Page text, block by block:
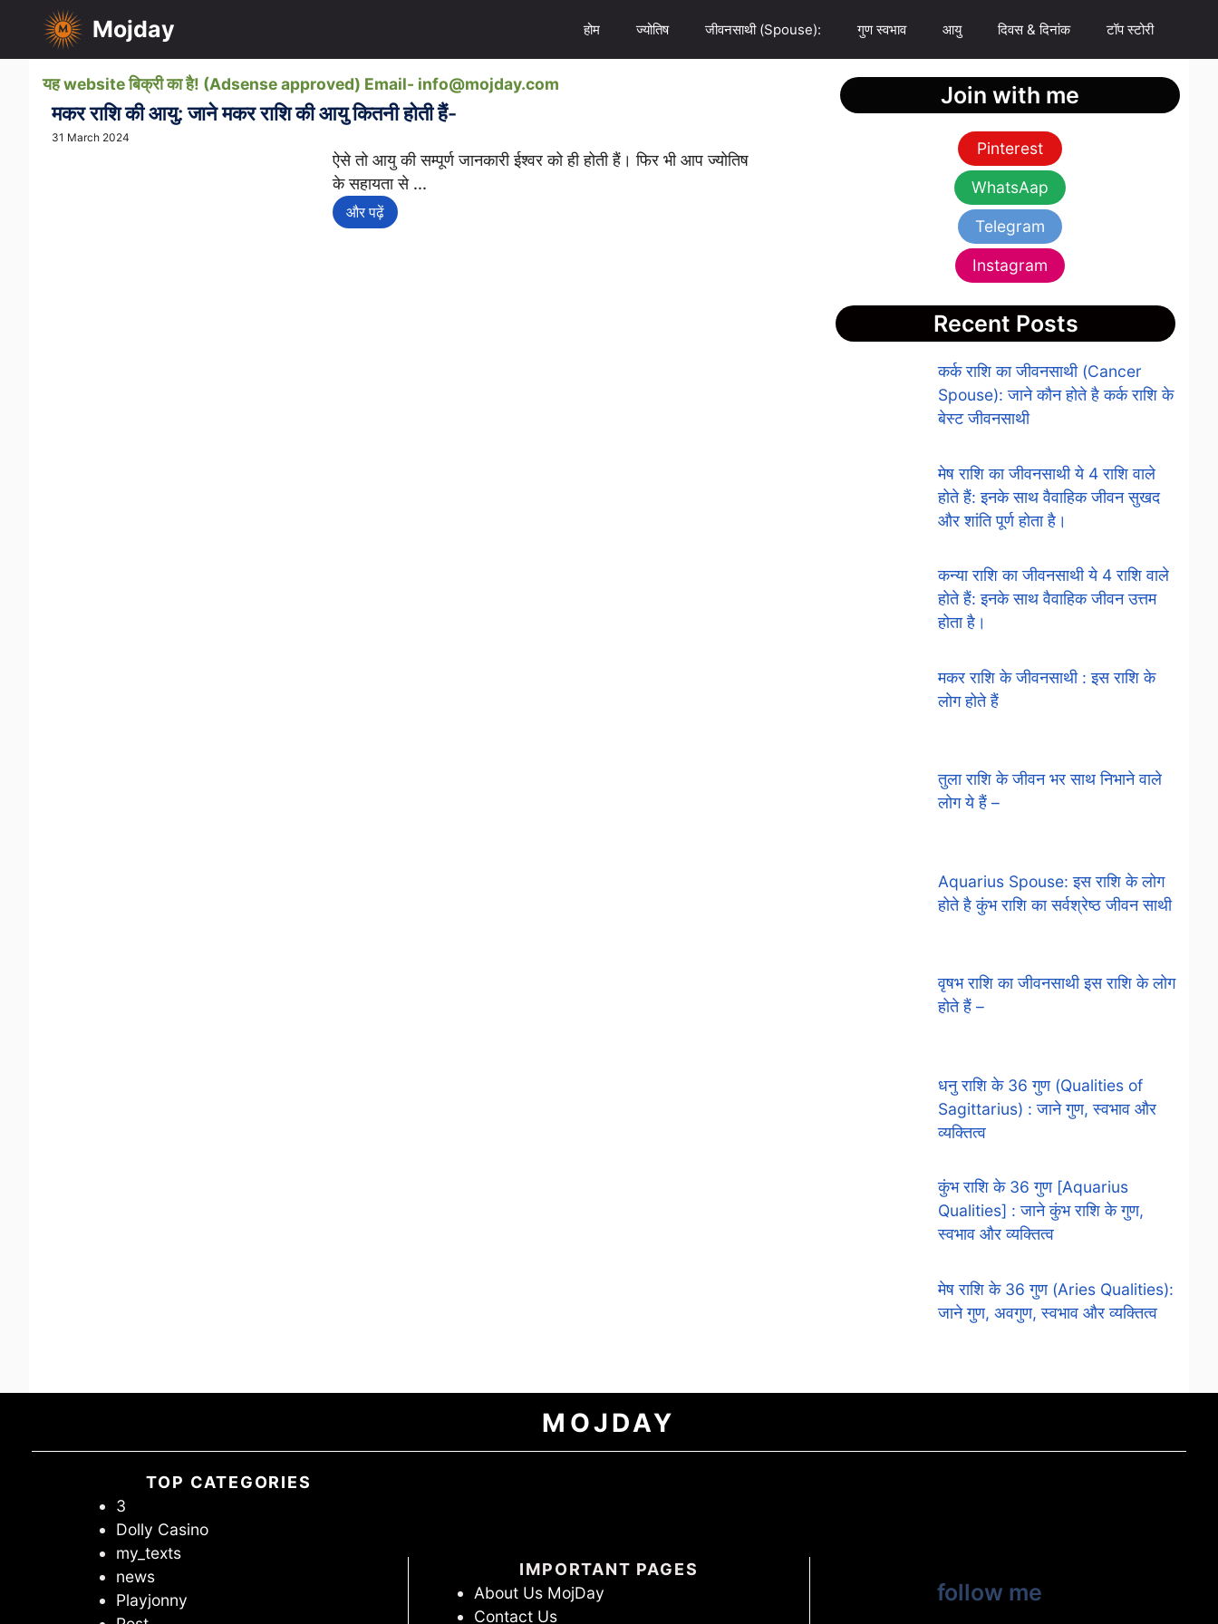
content
Mojday होम ज्योतिष जीवनसाथी (Spouse): गुण स्वभाव आयु दिवस & दिनांक टॉप स्टोरी
यह website बिक्री का है! (Adsense approved) Email- info@mojday.com
मकर राशि की आयु: जाने मकर राशि की आयु कितनी होती हैं-
31 March 2024
ऐसे तो आयु की सम्पूर्ण जानकारी ईश्वर को ही होती हैं। फिर भी आप ज्योतिष
के सहायता से ...
और पढ़ें
Join with me
Pinterest
WhatsAap
Telegram
Instagram
Recent Posts
कर्क राशि का जीवनसाथी (Cancer
Spouse): जाने कौन होते है कर्क राशि के
बेस्ट जीवनसाथी
मेष राशि का जीवनसाथी ये 4 राशि वाले
होते हैं: इनके साथ वैवाहिक जीवन सुखद
और शांति पूर्ण होता है।
कन्या राशि का जीवनसाथी ये 4 राशि वाले
होते हैं: इनके साथ वैवाहिक जीवन उत्तम
होता है।
मकर राशि के जीवनसाथी : इस राशि के
लोग होते हैं
तुला राशि के जीवन भर साथ निभाने वाले
लोग ये हैं –
Aquarius Spouse: इस राशि के लोग
होते है कुंभ राशि का सर्वश्रेष्ठ जीवन साथी
वृषभ राशि का जीवनसाथी इस राशि के लोग
होते हैं –
धनु राशि के 36 गुण (Qualities of
Sagittarius) : जाने गुण, स्वभाव और
व्यक्तित्व
कुंभ राशि के 36 गुण [Aquarius
Qualities] : जाने कुंभ राशि के गुण,
स्वभाव और व्यक्तित्व
मेष राशि के 36 गुण (Aries Qualities):
जाने गुण, अवगुण, स्वभाव और व्यक्तित्व
MOJDAY
TOP CATEGORIES
3
Dolly Casino
my_texts
news
Playjonny
IMPORTANT PAGES
About Us MojDay
Contact Us
follow me